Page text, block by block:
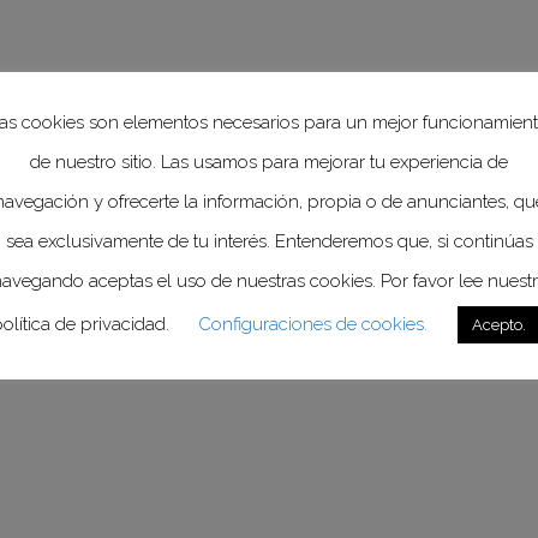
México en la
del humo, ofrecer ayuda para dejar
de publicidad y aumentar impuestos al
cookies son elementos necesarios para un mejor
de nuestro sitio. Las usamos para mejorar tu experiencia de
y ofrecerte la información, propia o de anunciantes,
sea exclusivamente de tu interés. Entenderemos que, si continúas
aceptas el uso de nuestras cookies. Por favor lee
de privacidad.
Configuraciones de cookies. Acepto.